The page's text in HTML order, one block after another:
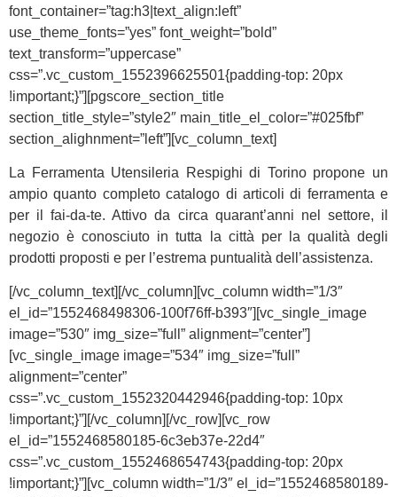
font_container=”tag:h3|text_align:left”
use_theme_fonts=”yes” font_weight=”bold”
text_transform=”uppercase”
css=”.vc_custom_1552396625501{padding-top: 20px
!important;}”][pgscore_section_title
section_title_style=”style2″ main_title_el_color=”#025fbf”
section_alighnment=”left”][vc_column_text]
La Ferramenta Utensileria Respighi di Torino propone un
ampio quanto completo catalogo di articoli di ferramenta e
per il fai-da-te. Attivo da circa quarant’anni nel settore, il
negozio è conosciuto in tutta la città per la qualità degli
prodotti proposti e per l’estrema puntualità dell’assistenza.
[/vc_column_text][/vc_column][vc_column width=”1/3″
el_id=”1552468498306-100f76ff-b393″][vc_single_image
image=”530″ img_size=”full” alignment=”center”]
[vc_single_image image=”534″ img_size=”full”
alignment=”center”
css=”.vc_custom_1552320442946{padding-top: 10px
!important;}”][/vc_column][/vc_row][vc_row
el_id=”1552468580185-6c3eb37e-22d4″
css=”.vc_custom_1552468654743{padding-top: 20px
!important;}”][vc_column width=”1/3″ el_id=”1552468580189-